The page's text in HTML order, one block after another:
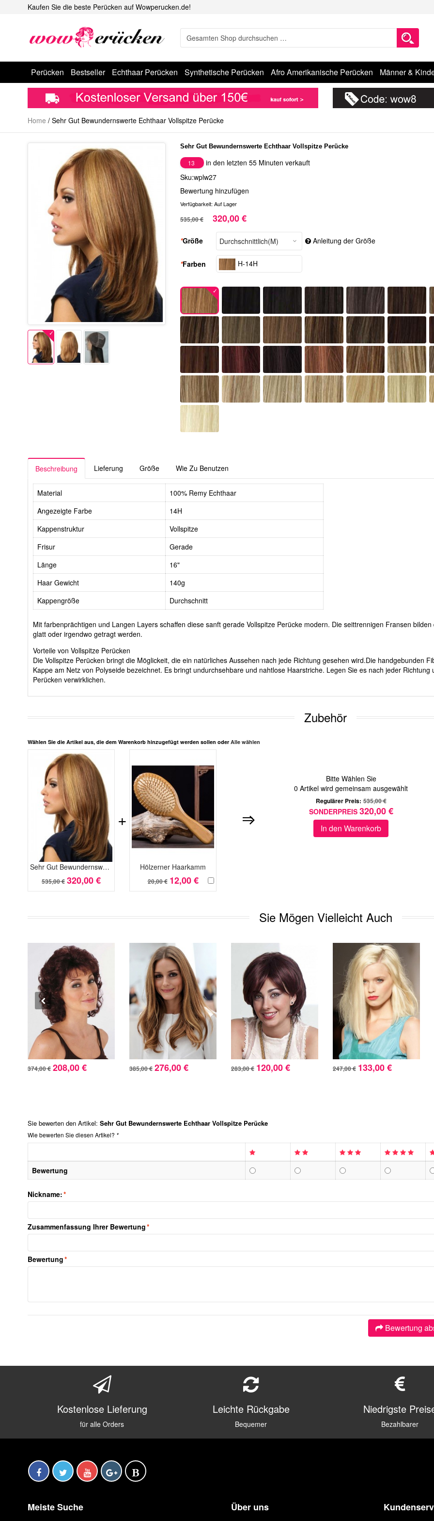
Kaufen Sie die beste Perücken auf Wowperucken.de!
Perücken Bestseller Echthaar Perücken Synthetische Perücken Afro Amerikanische Perücken Männer &
Home / Sehr Gut Bewundernswerte Echthaar Vollspitze Perücke
Sehr Gut Bewundernswerte Echthaar Vollspitze Perücke
13
in den letzten 55 Minuten verkauft
Sku:wplw27
Bewertung hinzufügen
Verfügbarkeit: Auf Lager
535,00 € 320,00 €
*Größe Anleitung der Größe
*Farben H-14H
Beschreibung Lieferung Größe Wie Zu Benutzen
Material
100% Remy Echthaar
Angezeigte Farbe
14H
Kappenstruktur
Vollspitze
Frisur
Gerade
Länge
16"
Haar Gewicht
140g
Kappengröße
Durchschnitt
Mit farbenprächtigen und Langen Layers schaffen diese sanft gerade Vollspitze Perücke modern. Die seittrennigen Fransen
glatt oder irgendwo getragt werden.
Vorteile von Vollspitze Perücken
Die Vollspitze Perücken bringt die Möglickeit, die ein natürliches Aussehen nach jede Richtung gesehen wird.Die handgebunden
Kappe am Netz von Polyseide bezeichnet. Es bringt undurchsehbare und nahtlose Haarstriche. Legen Sie es nach jeder
Perücken verwirklichen.
Zubehör
Wählen Sie die Artikel aus, die dem Warenkorb hinzugefügt werden sollen oder Alle wählen
Sehr Gut Bewundernswerte Echthaar Vollspitze Perücke
535,00 € 320,00 €
Hölzerner Haarkamm
20,00 € 12,00 €
+
Bitte Wählen Sie
0 Artikel wird gemeinsam ausgewählt
Regulärer Preis: 535,00 €
SONDERPREIS 320,00 €
In den Warenkorb
Sie Mögen Vielleicht Auch
374,00 € 208,00 € 385,00 € 276,00 € 283,00 € 120,00 € 247,00 € 133,00 €
Sie bewerten den Artikel: Sehr Gut Bewundernswerte Echthaar Vollspitze Perücke
Wie bewerten Sie diesen Artikel? *
Bewertung
*
Nickname:
*
Zusammenfassung Ihrer Bewertung
*
Bewertung
Bewertung
Kostenlose Lieferung
für alle Orders
Leichte Rückgabe
Bequemer
Niedrigste
Bezahlbarer
Meiste Suche Über uns